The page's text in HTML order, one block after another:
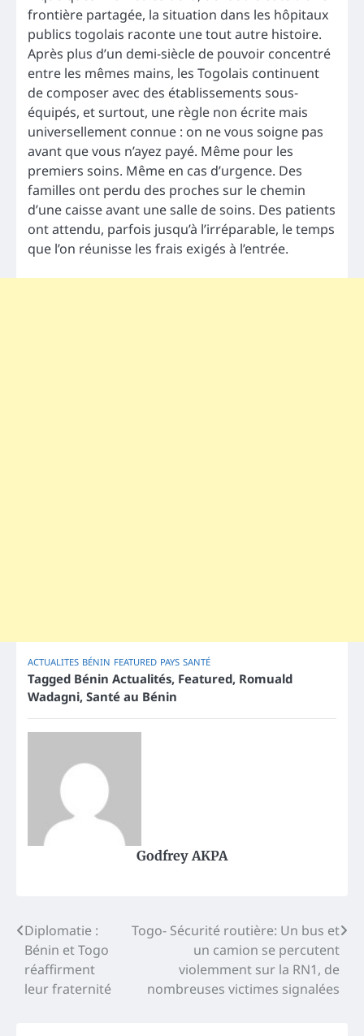
frontière partagée, la situation dans les hôpitaux
publics togolais raconte une tout autre histoire.
Après plus d’un demi-siècle de pouvoir concentré
entre les mêmes mains, les Togolais continuent
de composer avec des établissements sous-
équipés, et surtout, une règle non écrite mais
universellement connue : on ne vous soigne pas
avant que vous n’ayez payé. Même pour les
premiers soins. Même en cas d’urgence. Des
familles ont perdu des proches sur le chemin
d’une caisse avant une salle de soins. Des patients
ont attendu, parfois jusqu’à l’irréparable, le temps
que l’on réunisse les frais exigés à l’entrée.
ACTUALITES BÉNIN FEATURED PAYS SANTÉ
Tagged Bénin Actualités, Featured, Romuald
Wadagni, Santé au Bénin
Godfrey AKPA
Post
navigation
Diplomatie :
Bénin et Togo
réaffirment
leur fraternité
Togo- Sécurité routière: Un bus et
un camion se percutent
violemment sur la RN1, de
nombreuses victimes signalées